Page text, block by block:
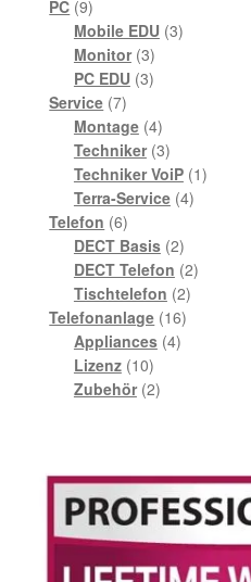
PC 99
Produkte
Mobile EDU 33
Monitor 33
Produkte
PC EDU 33
Service 77
Produkte
Montage 44
Produkte
Techniker 33
Produkte
Techniker VoiP 11
Terra-Service 44
Telefon 66
Produkte
DECT Basis 22
Produkte
DECT Telefon 22
Tischtelefon 22
Produkte
Telefonanlage 1616
Appliances 44
Lizenz 1010
Produkte
Zubehör 22